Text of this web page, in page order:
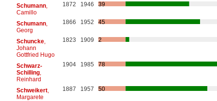
Schumann,
Camillo
1872 1946 39
Schumann,
Georg
1866 1952 45
Schuncke,
Johann
Gottfried Hugo
1823 1909 2
Schwarz-
Schilling,
Reinhard
1904 1985 78
Schweikert,
Margarete
1887 1957 50